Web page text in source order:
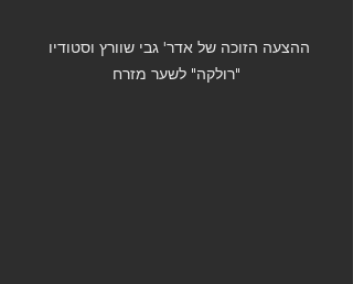
ההצעה הזוכה של אדר' גבי שוורץ וסטודיו
"רולקה" לשער מזרח